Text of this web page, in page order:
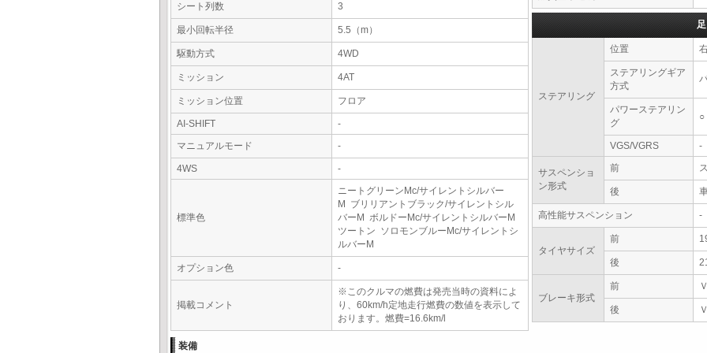
シート列数 3
最小回転半径 5.5（m）
駆動方式 4WD
ミッション 4AT
ミッション位置 フロア
AI-SHIFT
-
マニュアルモード
-
4WS -
標準色
ニートグリーンMc/サイレントシルバー
M ブリリアントブラック/サイレントシル
バーM ボルドーMc/サイレントシルバーM
ツートン ソロモンブルーMc/サイレントシ
ルバーM
オプション色 -
掲載コメント
※このクルマの燃費は発売当時の資料によ
り、60km/h定地走行燃費の数値を表示して
おります。燃費=16.6km/l
ステアリング
位置
ステアリングギア
方式
パワーステアリン
グ
○
VGS/VGRS -
サスペンショ
ン形式
前
後
高性能サスペンション -
タイヤサイズ
前
後
ブレーキ形式
前
後
装備